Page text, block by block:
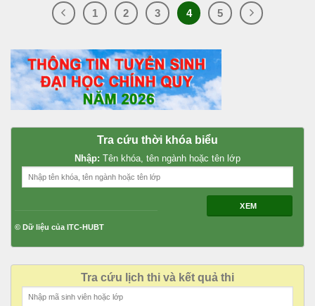
1 2 3 4 5
Tra cứu thời khóa biểu
Nhập: Tên khóa, tên ngành hoặc tên lớp
XEM
© Dữ liệu của ITC-HUBT
Tra cứu lịch thi và kết quả thi